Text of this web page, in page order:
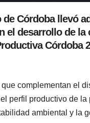
Córdoba llevó
desarrollo de
Córdoba
complementan el
perfil productivo de
ambiental y la